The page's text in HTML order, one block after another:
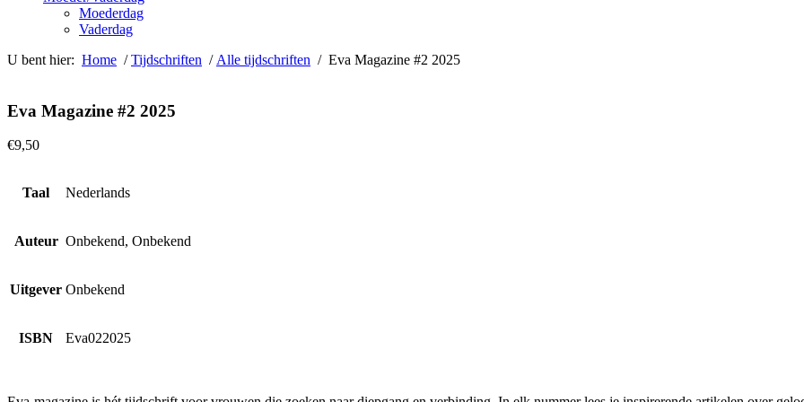
Moederdag
Vaderdag
U bent hier: Home /Tijdschriften / Alle tijdschriften / Eva Magazine #2 2025
Eva Magazine #2 2025
€9,50
Taal Nederlands
Auteur Onbekend, Onbekend
Uitgever Onbekend
ISBN Eva022025